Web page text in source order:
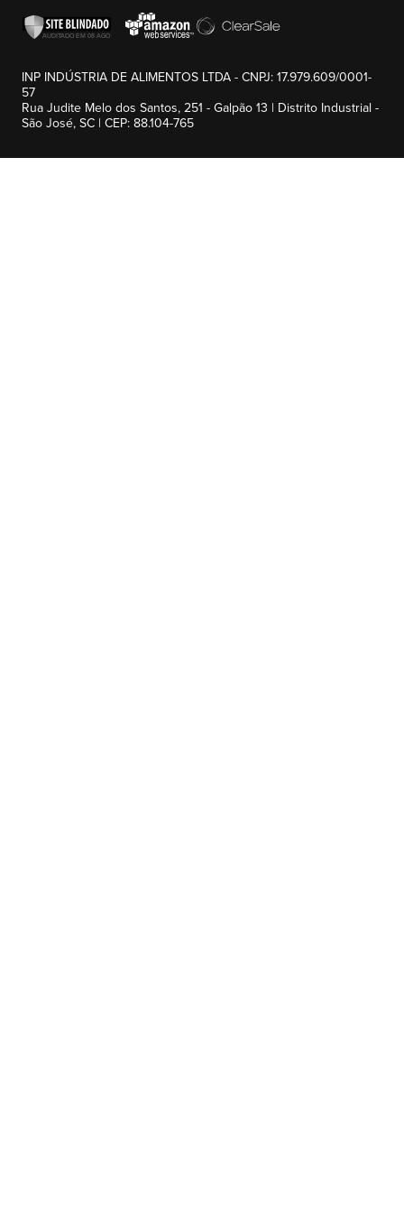
INP INDÚSTRIA DE ALIMENTOS LTDA - CNPJ: 17.979.609/0001-
57
Rua Judite Melo dos Santos, 251 - Galpão 13 | Distrito Industrial -
São José, SC | CEP: 88.104-765